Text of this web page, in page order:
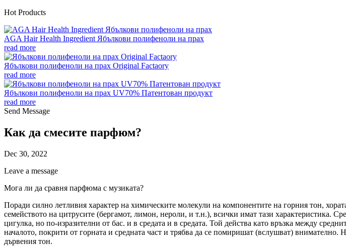
Hot Products
AGA Hair Health Ingredient Ябълкови полифеноли на прах
read more
Ябълкови полифеноли на прах Original Factaory
read more
Ябълкови полифеноли на прах UV70% Патентован продукт
read more
Send Message
Как да смесите парфюм?
Dec 30, 2022
Leave a message
Мога ли да сравня парфюма с музиката?
Поради силно летливия характер на химическите молекули на компонентите на горния тон,
семейството на цитрусите (бергамот, лимон, нероли, и т.н.), всички имат тази характеристика.
цигулка, но по-изразителни от бас. и в средата и в средата. Той действа като връзка между
началото, покрити от горната и средната част и трябва да се помиришат (вслушват)
дървения тон.